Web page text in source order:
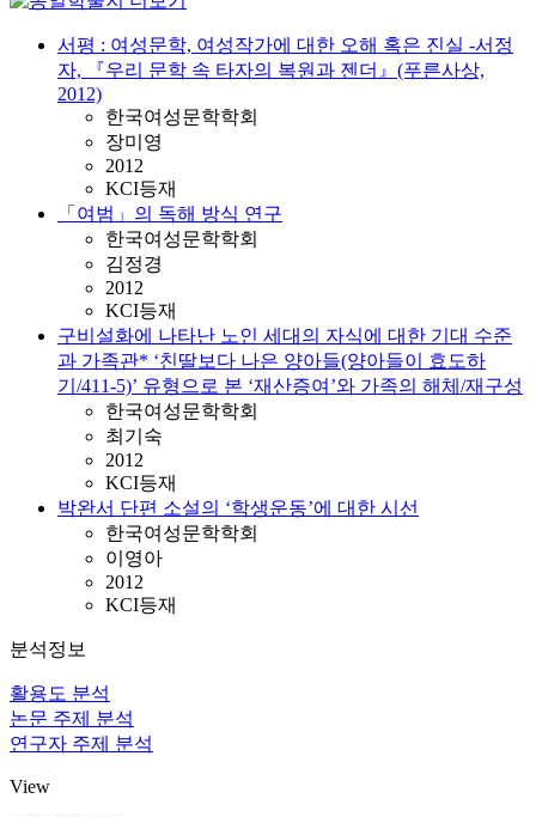
서평 : 여성문학, 여성작가에 대한 오해 혹은 진실 -서정
자, 『우리 문학 속 타자의 복원과 젠더』(푸른사상,
2012)
한국여성문학학회
장미영
2012
KCI등재
「여범」의 독해 방식 연구
한국여성문학학회
김정경
2012
KCI등재
구비설화에 나타난 노인 세대의 자식에 대한 기대 수준
과 가족관* ‘친딸보다 나은 양아들(양아들이 효도하
기/411-5)’ 유형으로 본 ‘재산증여’와 가족의 해체/재구성
한국여성문학학회
최기숙
2012
KCI등재
박완서 단편 소설의 ‘학생운동’에 대한 시선
한국여성문학학회
이영아
2012
KCI등재
분석정보
활용도 분석
논문 주제 분석
연구자 주제 분석
View